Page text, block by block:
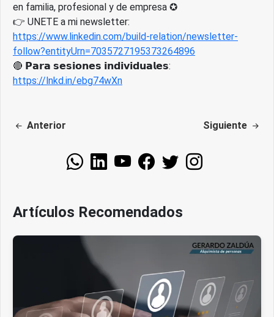
en familia, profesional y de empresa ✪
👉 UNETE a mi newsletter:
https://www.linkedin.com/build-relation/newsletter-
follow?entityUrn=7035727195373264896
🔴 𝗣𝗮𝗿𝗮 𝘀𝗲𝘀𝗶𝗼𝗻𝗲𝘀 𝗶𝗻𝗱𝗶𝘃𝗶𝗱𝘂𝗮𝗹𝗲𝘀:
https://lnkd.in/ebg74wXn
Anterior Siguiente
Artículos Recomendados